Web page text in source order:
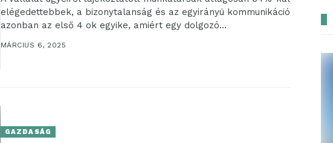
elégedettebbek, a bizonytalanság és az egyirányú kommunikáció
azonban az első 4 ok egyike, amiért egy dolgozó...
MÁRCIUS 6, 2025
GAZDASÁG